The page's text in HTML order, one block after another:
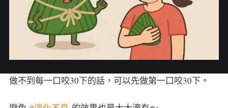
做不到每一口咬30下的話，可以先做第一口咬30下。